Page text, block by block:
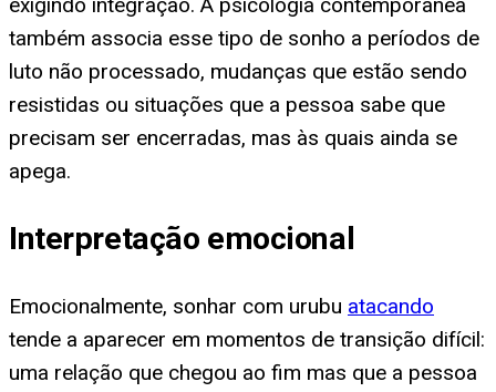
também associa esse tipo de sonho a períodos de
luto não processado, mudanças que estão sendo
resistidas ou situações que a pessoa sabe que
precisam ser encerradas, mas às quais ainda se
apega.
Interpretação emocional
Emocionalmente, sonhar com urubu atacando
tende a aparecer em momentos de transição difícil:
uma relação que chegou ao fim mas que a pessoa